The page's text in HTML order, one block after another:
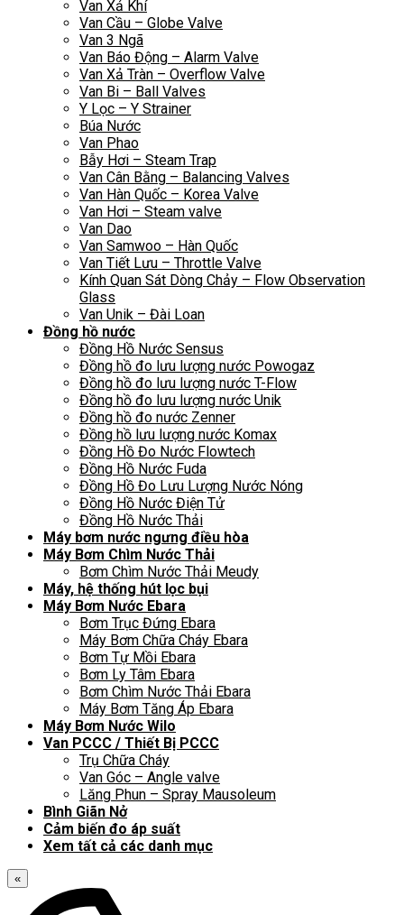
Van Xả Khí
Van Cầu – Globe Valve
Van 3 Ngã
Van Báo Động – Alarm Valve
Van Xả Tràn – Overflow Valve
Van Bi – Ball Valves
Y Lọc – Y Strainer
Búa Nước
Van Phao
Bẫy Hơi – Steam Trap
Van Cân Bằng – Balancing Valves
Van Hàn Quốc – Korea Valve
Van Hơi – Steam valve
Van Dao
Van Samwoo – Hàn Quốc
Van Tiết Lưu – Throttle Valve
Kính Quan Sát Dòng Chảy – Flow Observation
Glass
Van Unik – Đài Loan
Đồng hồ nước
Đồng Hồ Nước Sensus
Đồng hồ đo lưu lượng nước Powogaz
Đồng hồ đo lưu lượng nước T-Flow
Đồng hồ đo lưu lượng nước Unik
Đồng hồ đo nước Zenner
Đồng hồ lưu lượng nước Komax
Đồng Hồ Đo Nước Flowtech
Đồng Hồ Nước Fuda
Đồng Hồ Đo Lưu Lượng Nước Nóng
Đồng Hồ Nước Điện Tử
Đồng Hồ Nước Thải
Máy bơm nước ngưng điều hòa
Máy Bơm Chìm Nước Thải
Bơm Chìm Nước Thải Meudy
Máy, hệ thống hút lọc bụi
Máy Bơm Nước Ebara
Bơm Trục Đứng Ebara
Máy Bơm Chữa Cháy Ebara
Bơm Tự Mồi Ebara
Bơm Ly Tâm Ebara
Bơm Chìm Nước Thải Ebara
Máy Bơm Tăng Áp Ebara
Máy Bơm Nước Wilo
Van PCCC / Thiết Bị PCCC
Trụ Chữa Cháy
Van Góc – Angle valve
Lăng Phun – Spray Mausoleum
Bình Giãn Nở
Cảm biến đo áp suất
Xem tất cả các danh mục
«